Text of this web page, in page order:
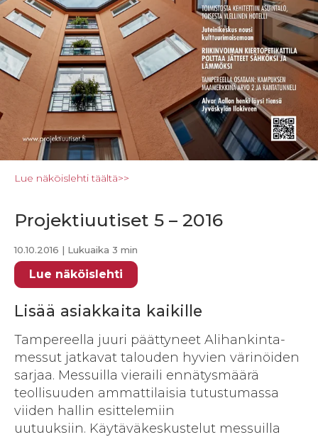
Lue näköislehti täältä>>
Projektiuutiset 5 – 2016
10.10.2016 | Lukuaika 3 min
Lue näköislehti
Lisää asiakkaita kaikille
Tampereella juuri päättyneet Alihankinta-
messut jatkavat talouden hyvien värinöiden
sarjaa. Messuilla vieraili ennätysmäärä
teollisuuden ammattilaisia tutustumassa
viiden hallin esittelemiin
uutuuksiin. Käytäväkeskustelut messuilla